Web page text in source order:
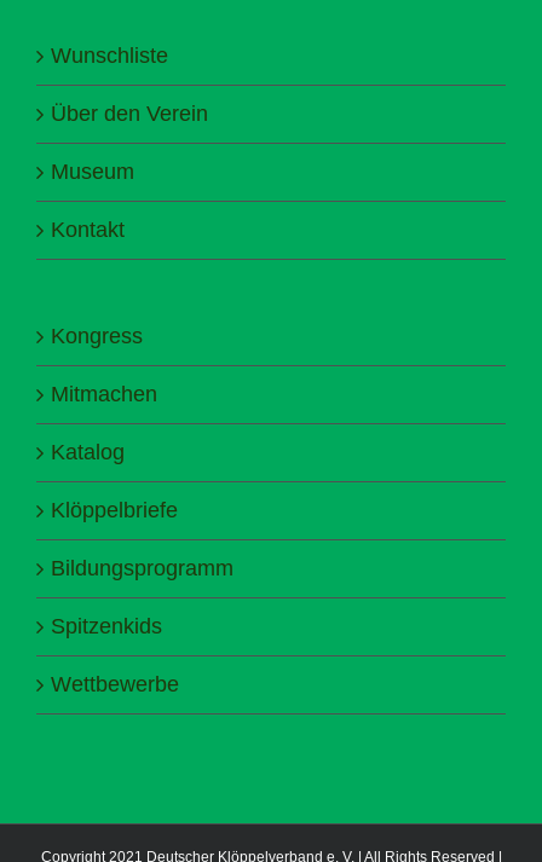
Wunschliste
Über den Verein
Museum
Kontakt
Kongress
Mitmachen
Katalog
Klöppelbriefe
Bildungsprogramm
Spitzenkids
Wettbewerbe
Copyright 2021 Deutscher Klöppelverband e. V. | All Rights Reserved |